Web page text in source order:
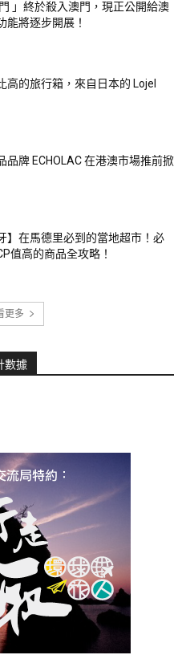
門 」終於殺入澳門，現正公開給澳
能將逐步開展！
高的旅行箱，來自日本的 Lojel
品牌 ECHOLAC 在港澳市場推前掀
】在馬德里必到的當地超市！必
值高的商品全攻略！
更多
數據